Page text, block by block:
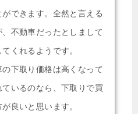
できます。全然と言える
不動車だったとしまして
くれるようです。
下取り価格は高くなって
いるのなら、下取りで買
良いと思います。